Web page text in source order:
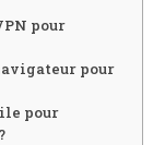
pour
pour
pour